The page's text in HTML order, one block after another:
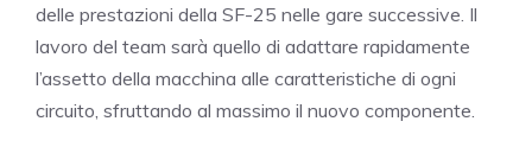
delle prestazioni della SF-25 nelle gare successive. Il
lavoro del team sarà quello di adattare rapidamente
l’assetto della macchina alle caratteristiche di ogni
circuito, sfruttando al massimo il nuovo componente.